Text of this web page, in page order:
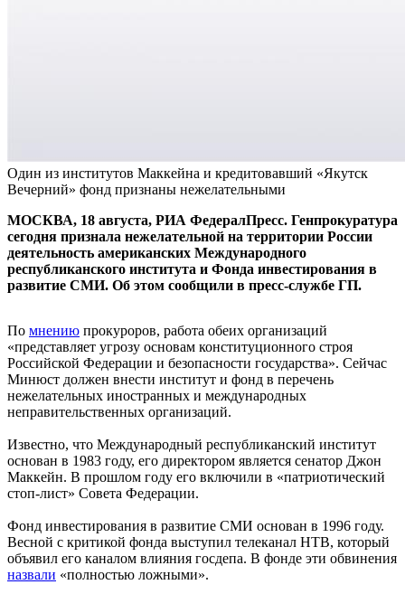
Один из институтов Маккейна и кредитовавший «Якутск
Вечерний» фонд признаны нежелательными
МОСКВА, 18 августа, РИА ФедералПресс. Генпрокуратура
сегодня признала нежелательной на территории России
деятельность американских Международного
республиканского института и Фонда инвестирования в
развитие СМИ. Об этом сообщили в пресс-службе ГП.
По мнению прокуроров, работа обеих организаций
«представляет угрозу основам конституционного строя
Российской Федерации и безопасности государства». Сейчас
Минюст должен внести институт и фонд в перечень
нежелательных иностранных и международных
неправительственных организаций.
Известно, что Международный республиканский институт
основан в 1983 году, его директором является сенатор Джон
Маккейн. В прошлом году его включили в «патриотический
стоп-лист» Совета Федерации.
Фонд инвестирования в развитие СМИ основан в 1996 году.
Весной с критикой фонда выступил телеканал НТВ, который
объявил его каналом влияния госдепа. В фонде эти обвинения
назвали «полностью ложными».